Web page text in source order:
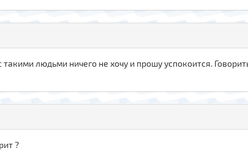
людьми ничего не хочу и прошу успокоится.
?